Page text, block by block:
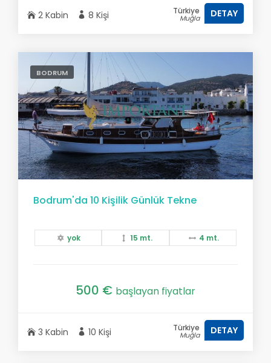
2 Kabin 8 Kişi Türkiye
Muğla DETAY
BODRUM
Bodrum'da 10 Kişilik Günlük Tekne
yok 15 mt. 4 mt.
500 € başlayan fiyatlar
3 Kabin 10 Kişi Türkiye
Muğla DETAY